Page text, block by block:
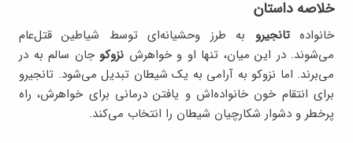
خلاصه داستان
خانواده‌تانجیرو به طرز وحشیانه‌ای توسط شیاطین قتل‌عام
می‌شوند. در این میان، تنها او و خواهرش نزوکو جان سالم به در
می‌برند. اما نزوکو به آرامی به یک شیطان تبدیل می‌شود. تانجیرو
برای انتقام خون خانواده‌اش و یافتن درمانی برای خواهرش، راه
پرخطر و دشوار شکارچیان شیطان را انتخاب می‌کند.